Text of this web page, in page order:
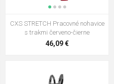
CXS STRETCH Pracovné nohavice
s trakmi červeno-čierne
46,09 €